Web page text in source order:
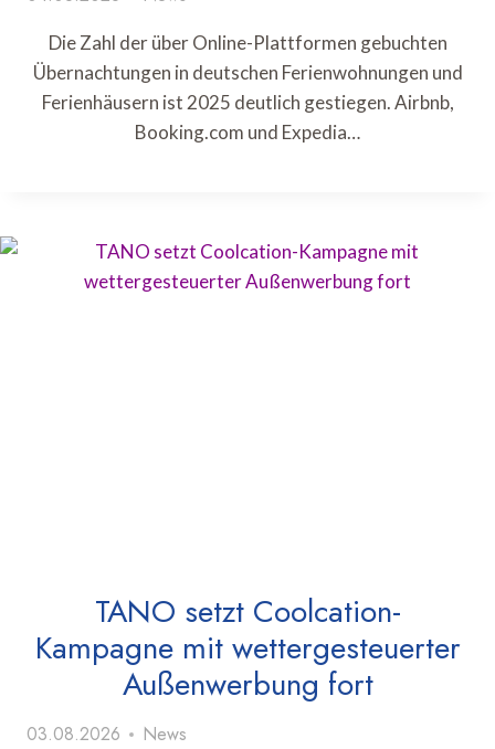
Die Zahl der über Online-Plattformen gebuchten
Übernachtungen in deutschen Ferienwohnungen und
Ferienhäusern ist 2025 deutlich gestiegen. Airbnb,
Booking.com und Expedia…
TANO setzt Coolcation-
Kampagne mit wettergesteuerter
Außenwerbung fort
03.08.2026 News